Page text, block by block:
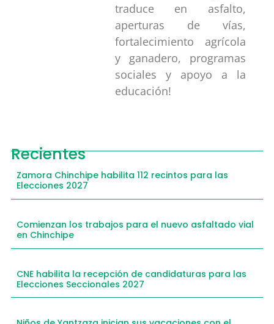
traduce en asfalto,
aperturas de vías,
fortalecimiento agrícola
y ganadero, programas
sociales y apoyo a la
educación!
Recientes
Zamora Chinchipe habilita 112 recintos para las
Elecciones 2027
Comienzan los trabajos para el nuevo asfaltado vial
en Chinchipe
CNE habilita la recepción de candidaturas para las
Elecciones Seccionales 2027